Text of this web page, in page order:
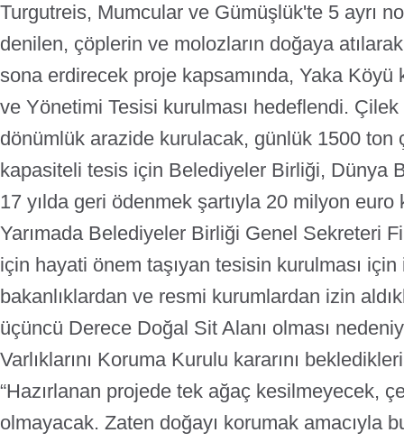
Turgutreis, Mumcular ve Gümüşlük'te 5 ayrı
denilen, çöplerin ve molozların doğaya
sona erdirecek proje kapsamında, Yaka
ve Yönetimi Tesisi kurulması hedeflendi.
dönümlük arazide kurulacak, günlük 1500 ton
kapasiteli tesis için Belediyeler Birliği, Dünya
17 yılda geri ödenmek şartıyla 20 milyon euro
Yarımada Belediyeler Birliği Genel Sekreteri
için hayati önem taşıyan tesisin kurulması
bakanlıklardan ve resmi kurumlardan izin
üçüncü Derece Doğal Sit Alanı olması
Varlıklarını Koruma Kurulu kararını
“Hazırlanan projede tek ağaç kesilmeyecek,
olmayacak. Zaten doğayı korumak amacıyla